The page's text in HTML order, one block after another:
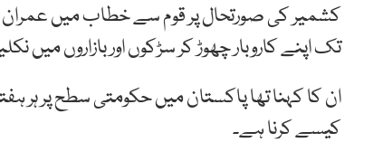
تک اپنے کاروبار چھوڑ کر سڑکوں اور بازاروں میں
ان کا کہنا تھا پاکستان میں حکومتی سطح پر ہر
کیسے کرنا ہے۔